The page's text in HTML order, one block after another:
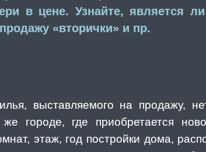
в цене. Узнайте, является
«вторички» и пр.
выставляемого на продажу,
городе, где приобретается
этаж, год постройки дома,